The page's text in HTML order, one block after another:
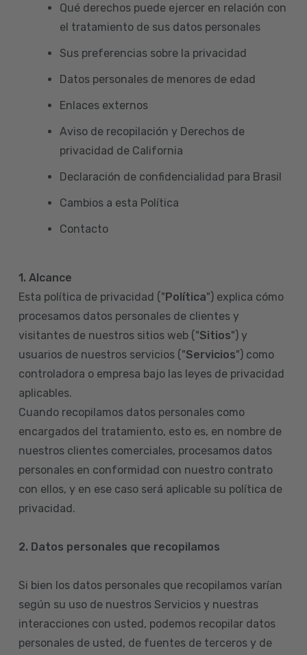
Qué derechos puede ejercer en relación con
el tratamiento de sus datos personales
Sus preferencias sobre la privacidad
Datos personales de menores de edad
Enlaces externos
Aviso de recopilación y Derechos de
privacidad de California
Declaración de confidencialidad para Brasil
Cambios a esta Política
Contacto
1. Alcance
Esta política de privacidad ("Política") explica cómo
procesamos datos personales de clientes y
visitantes de nuestros sitios web ("Sitios") y
usuarios de nuestros servicios ("Servicios") como
controladora o empresa bajo las leyes de privacidad
aplicables.
Cuando recopilamos datos personales como
encargados del tratamiento, esto es, en nombre de
nuestros clientes comerciales, procesamos datos
personales en conformidad con nuestro contrato
con ellos, y en ese caso será aplicable su política de
privacidad.
2. Datos personales que recopilamos
Si bien los datos personales que recopilamos varían
según su uso de nuestros Servicios y nuestras
interacciones con usted, podemos recopilar datos
personales de usted, de fuentes de terceros y de